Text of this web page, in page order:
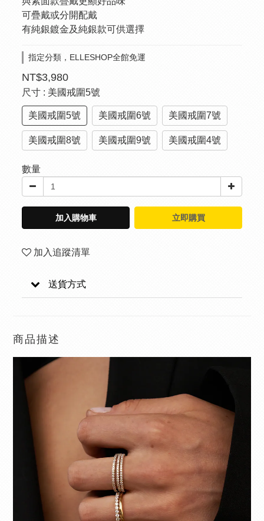
可疊戴或分開配戴
有純銀鍍金及純銀款可供選擇
指定分類，ELLESHOP全館免運
NT$3,980
尺寸 : 美國戒圍5號
美國戒圍5號 美國戒圍6號 美國戒圍7號
美國戒圍8號 美國戒圍9號 美國戒圍4號
數量
加入購物車 立即購買
加入追蹤清單
送貨方式
商品描述